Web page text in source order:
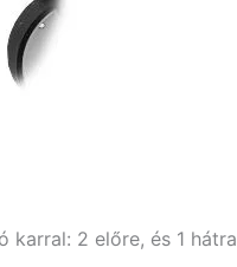
karral: 2 előre, és 1 hátra